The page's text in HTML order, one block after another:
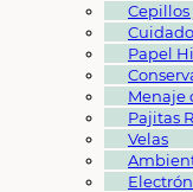
Cepillos
Papel
Menaje
Pajitas
Velas